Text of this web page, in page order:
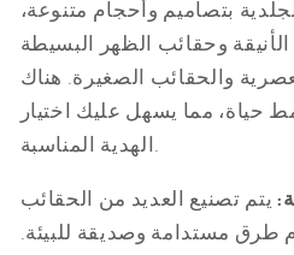
بتصاميم وأحجام متنوعة،
وحقائب الظهر البسيطة
والحقائب الصغيرة. هناك
حياة، مما يسهل عليك اختيار
الهدية المناسبة.
يتم تصنيع العديد من الحقائب
طرق مستدامة وصديقة للبيئة.